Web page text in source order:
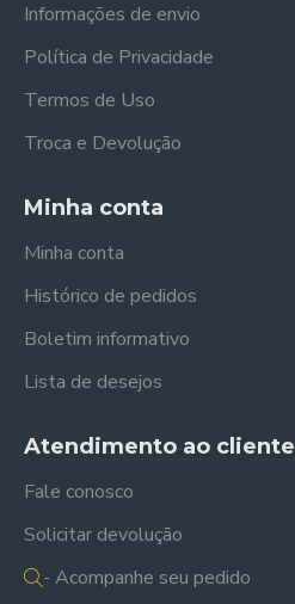
Informações de envio
Política de Privacidade
Termos de Uso
Troca e Devolução
Minha conta
Minha conta
Histórico de pedidos
Boletim informativo
Lista de desejos
Atendimento ao cliente
Fale conosco
Solicitar devolução
- Acompanhe seu pedido